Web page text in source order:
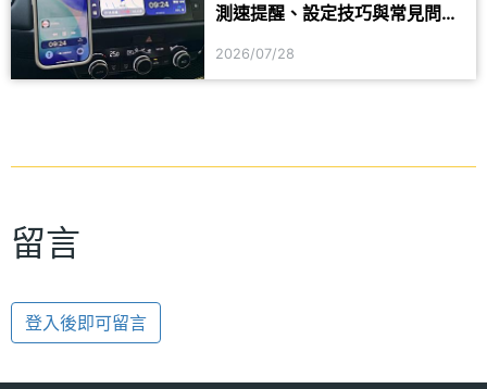
測速提醒、設定技巧與常見問題
2026/07/28
留言
登入後即可留言